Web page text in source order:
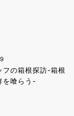
フの箱根探訪-箱根
を喰らう-